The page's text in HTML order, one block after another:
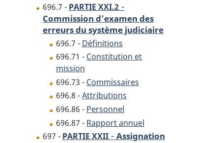
696.7 - PARTIE XXI.2 -
Commission d’examen des
erreurs du système judiciaire
696.7 - Définitions
696.71 - Constitution et
mission
696.73 - Commissaires
696.8 -Attributions
696.86 - Personnel
696.87 - Rapport annuel
697 - PARTIE XXII - Assignation